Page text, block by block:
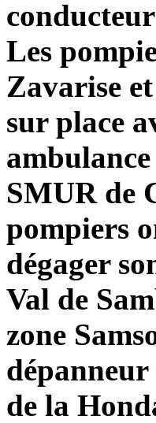
Les
Zavarise
sur place
SMUR de
pompiers
dégager
Val de
zone
dépanneur
de la